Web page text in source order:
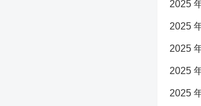
2025
2025
2025
2025
2025